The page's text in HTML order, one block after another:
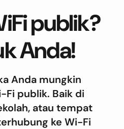
publik?
Anda!
Anda mungkin
Fi publik. Baik di
atau tempat
ke Wi-Fi